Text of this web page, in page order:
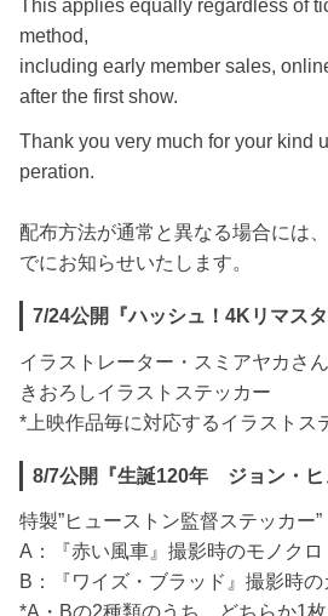
This applies equally regardless of
method,
including early member sales,
after the first show.
Thank you very much for your kind
peration.
配布方法が通常と異なる場合には
でにお知らせいたします。
7/24公開『ハッシュ！4Kリマスタ
イラストレーター・スミアヤカさ
きおろしイラストステッカー
*上映作品毎に対応するイラストス
8/7公開『生誕120年 ジョン・ヒ
特製”ヒューストン監督ステッカー”
A：『赤い風車』撮影時のモノク
B：『ワイズ・ブラッド』撮影時